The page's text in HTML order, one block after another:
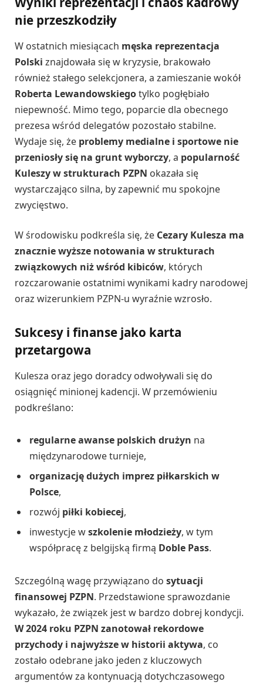
nie przeszkodziły
W ostatnich miesiącach męska reprezentacja
Polski znajdowała się w kryzysie, brakowało
również stałego selekcjonera, a zamieszanie wokół
Roberta Lewandowskiegotylko pogłębiało
niepewność. Mimo tego, poparcie dla obecnego
prezesa wśród delegatów pozostało stabilne.
Wydaje się, że problemy medialne i sportowe nie
przeniosły się na grunt wyborczy, a popularność
Kuleszy w strukturach PZPN okazała się
wystarczająco silna, by zapewnić mu spokojne
zwycięstwo.
W środowisku podkreśla się, że Cezary Kulesza ma
znacznie wyższe notowania w strukturach
związkowych niż wśród kibiców, których
rozczarowanie ostatnimi wynikami kadry narodowej
oraz wizerunkiem PZPN-u wyraźnie wzrosło.
Sukcesy i finanse jako karta
przetargowa
Kulesza oraz jego doradcy odwoływali się do
osiągnięć minionej kadencji. W przemówieniu
podkreślano:
regularne awanse polskich drużyn na
międzynarodowe turnieje,
organizację dużych imprez piłkarskich w
Polsce,
rozwój piłki kobiecej,
inwestycje wszkolenie młodzieży, w tym
współpracę z belgijską firmą Doble Pass.
Szczególną wagę przywiązano do sytuacji
finansowej PZPN. Przedstawione sprawozdanie
wykazało, że związek jest w bardzo dobrej kondycji.
W 2024 roku PZPN zanotował rekordowe
przychody i najwyższe w historii aktywa, co
zostało odebrane jako jeden z kluczowych
argumentów za kontynuacją dotychczasowego